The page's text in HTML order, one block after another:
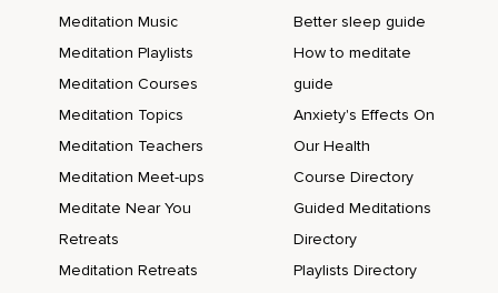
Untertitel der Amara.
Org-Community Ramm Nimm wahr,
Wie ihr gelbes,
Strahlendes Licht durch deinen gesamten Körper strömt.
RAM Du fühlst dich immer gestärkter und mutiger.
Mit dir selbst vollkommen im Einklang zu sein.
Meditation Music
Meditation Playlists
Meditation Courses
Meditation Topics
Meditation Teachers
Meditation Meet-ups
Meditate Near You
Retreats
Meditation Retreats
Better sleep guide
How to meditate
guide
Anxiety's Effects On
Our Health
Course Directory
Guided Meditations
Directory
Playlists Directory